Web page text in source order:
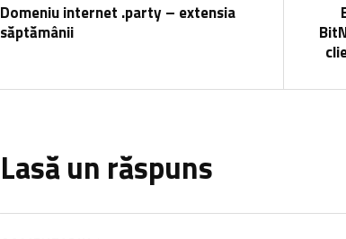
Domeniu internet .party – extensia
săptămânii
Lasă un răspuns